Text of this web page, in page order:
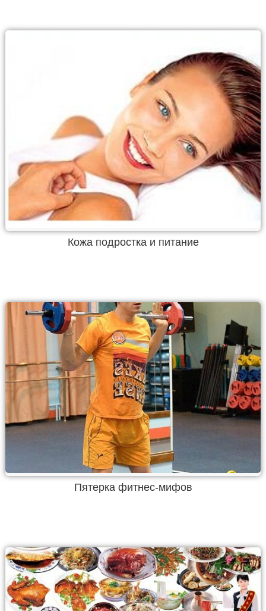
Кожа подростка и питание
Пятерка фитнес-мифов